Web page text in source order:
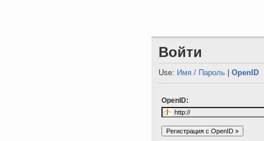
Войти
Use: Имя / Пароль |OpenID
OpenID: